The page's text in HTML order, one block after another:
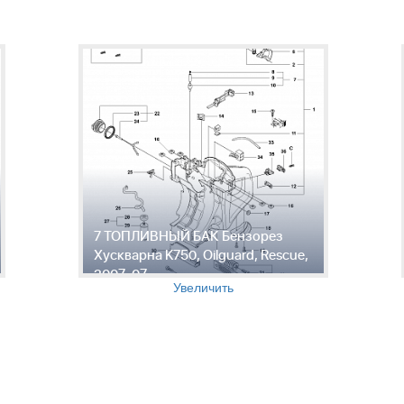
7 ТОПЛИВНЫЙ БАК Бензорез
Хускварна K750, Oilguard, Rescue,
2007-07
Увеличить